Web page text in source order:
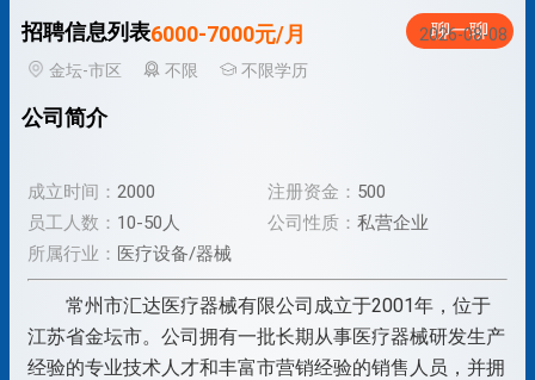
招聘信息列表 聊一聊
6000-7000元/月
2026-08-08
金坛-市区
不限 不限学历
公司简介
成立时间： 2000 注册资金： 500
员工人数： 10-50人 公司性质： 私营企业
所属行业： 医疗设备/器械
常州市汇达医疗器械有限公司成立于2001年，位于
江苏省金坛市。公司拥有一批长期从事医疗器械研发生产
经验的专业技术人才和丰富市营销经验的销售人员，并拥